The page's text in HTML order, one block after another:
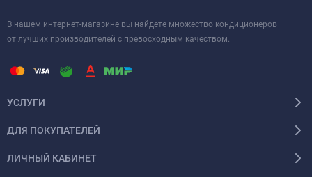
В нашем интернет-магазине вы найдете множество кондиционеров
от лучших производителей с превосходным качеством.
УСЛУГИ
ДЛЯ ПОКУПАТЕЛЕЙ
ЛИЧНЫЙ КАБИНЕТ